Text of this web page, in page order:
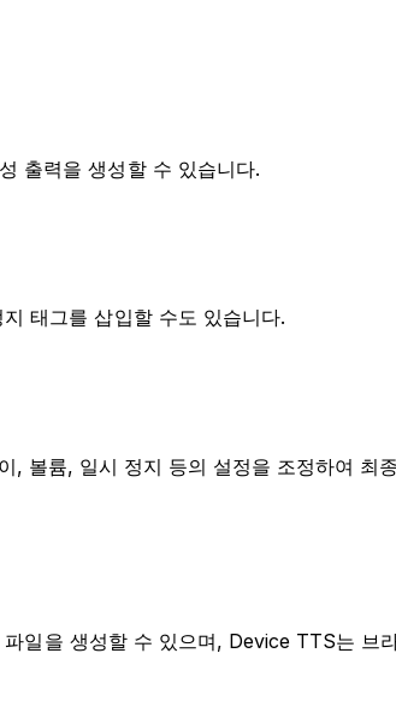
출력을 생성할 수 있습니다.
태그를 삽입할 수도 있습니다.
볼륨, 일시 정지 등의 설정을 조정하여 최
일을 생성할 수 있으며, Device TTS는 브